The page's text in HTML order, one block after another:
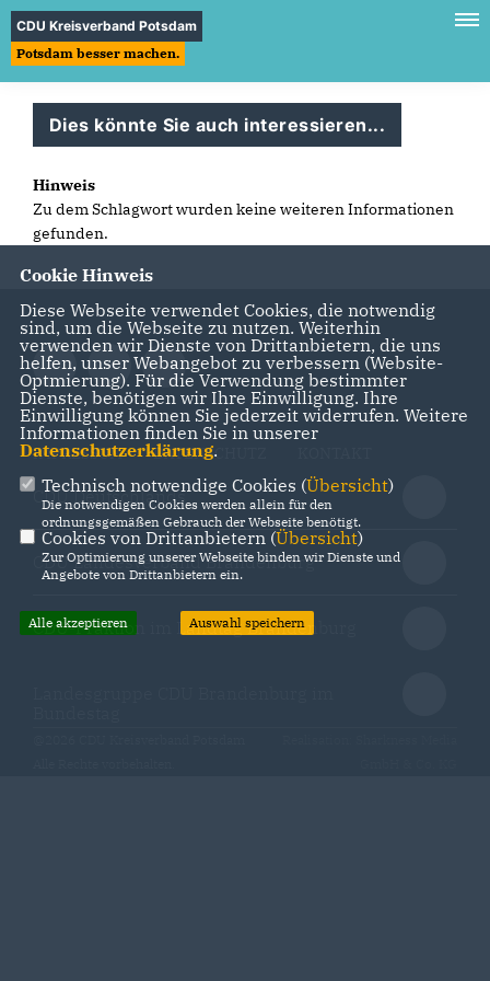
CDU Kreisverband Potsdam
Potsdam besser machen.
Dies könnte Sie auch interessieren...
Hinweis
Zu dem Schlagwort wurden keine weiteren Informationen
gefunden.
IMPRESSUM DATENSCHUTZ
CDU Deutschlands
CDU Landesverband Brandenburg
CDU-Fraktion im Landtag Brandenburg
Cookie Hinweis
Diese Webseite verwendet Cookies, die notwendig
sind, um die Webseite zu nutzen. Weiterhin
verwenden wir Dienste von Drittanbietern, die uns
helfen, unser Webangebot zu verbessern (Website-
Optmierung). Für die Verwendung bestimmter
Dienste, benötigen wir Ihre Einwilligung. Ihre
Einwilligung können Sie jederzeit widerrufen. Weitere
Informationen finden Sie in unserer
Datenschutzerklärung.
Technisch notwendige Cookies (Übersicht)
Die notwendigen Cookies werden allein für den
ordnungsgemäßen Gebrauch der Webseite benötigt.
Cookies von Drittanbietern (Übersicht)
Zur Optimierung unserer Webseite binden wir Dienste und
Angebote von Drittanbietern ein.
Alle akzeptieren Auswahl speichern